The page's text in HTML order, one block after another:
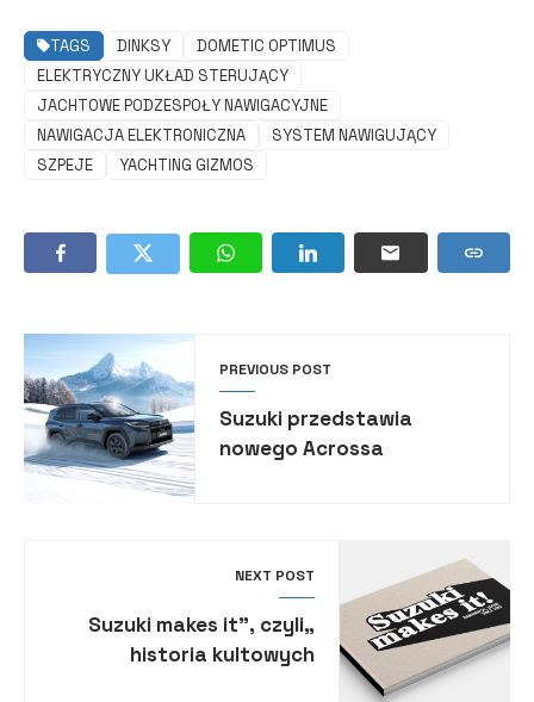
TAGS DINKSY
DOMETIC OPTIMUS
ELEKTRYCZNY UKŁAD STERUJĄCY
JACHTOWE PODZESPOŁY NAWIGACYJNE
NAWIGACJA ELEKTRONICZNA
SYSTEM NAWIGUJĄCY
SZPEJE
YACHTING GIZMOS
PREVIOUS POST
Suzuki przedstawia
nowego Acrossa
NEXT POST
„Suzuki makes it”, czyli
historia kultowych